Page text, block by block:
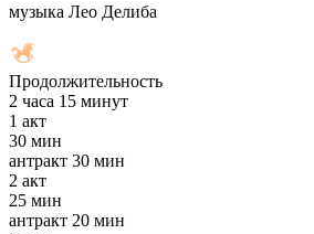
музыка Лео Делиба
Продолжительность
2 часа 15 минут
1 акт
30 мин
антракт 30 мин
2 акт
25 мин
антракт 20 мин